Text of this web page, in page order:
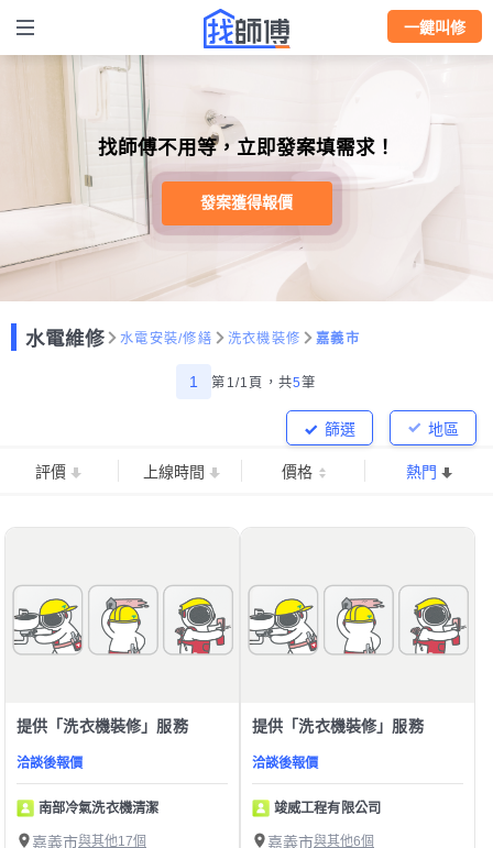
一鍵叫修
找師傅不用等，立即發案填需求！
發案獲得報價
水電維修 水電安裝/修繕 洗衣機裝修 嘉義市
1 第1/1頁， 共5筆
地區
篩選
評價 上線時間 價格 熱門
提供「洗衣機裝修」服務
洽談後報價
南部冷氣洗衣機清潔
嘉義市與其他17個
提供「洗衣機裝修」服務
洽談後報價
竣威工程有限公司
嘉義市與其他6個